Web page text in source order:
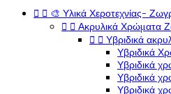
  🎨 Υλικά Χεροτεχνίας-
  Ακρυλικά Χρώματα
  Υβριδικά
Υβριδικά
Υβριδικά
Υβριδικά
Υβριδικά